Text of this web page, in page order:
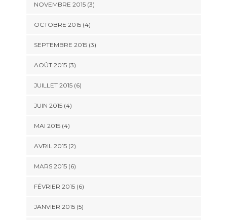
NOVEMBRE 2015(3)
OCTOBRE 2015(4)
SEPTEMBRE 2015(3)
AOÛT 2015(3)
JUILLET 2015(6)
JUIN 2015(4)
MAI 2015(4)
AVRIL 2015(2)
MARS 2015(6)
FÉVRIER 2015(6)
JANVIER 2015(5)